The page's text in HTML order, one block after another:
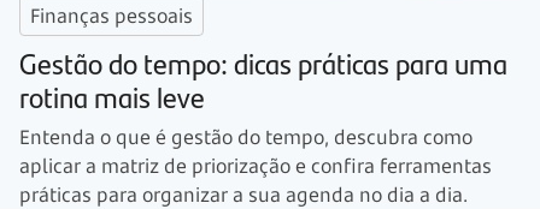
Finanças pessoais
Gestão do tempo: dicas práticas para uma
rotina mais leve
Entenda o que é gestão do tempo, descubra como
aplicar a matriz de priorização e confira ferramentas
práticas para organizar a sua agenda no dia a dia.